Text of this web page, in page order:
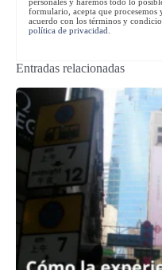
personales y haremos todo lo
formulario, acepta que
acuerdo con los términos y
política de privacidad.
Entradas relacionadas